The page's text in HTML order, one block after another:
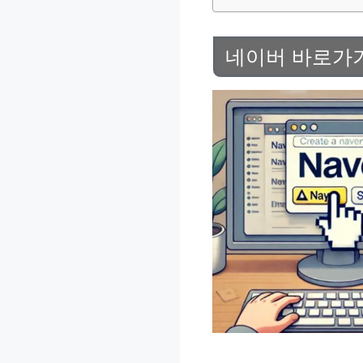
네이버 바로가